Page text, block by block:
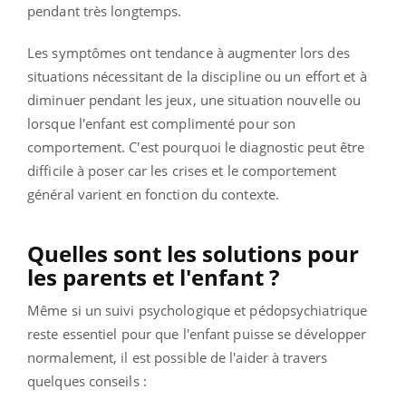
pendant très longtemps.
Les symptômes ont tendance à augmenter lors des
situations nécessitant de la discipline ou un effort et à
diminuer pendant les jeux, une situation nouvelle ou
lorsque l'enfant est complimenté pour son
comportement. C'est pourquoi le diagnostic peut être
difficile à poser car les crises et le comportement
général varient en fonction du contexte.
Quelles sont les solutions pour
les parents et l'enfant ?
Même si un suivi psychologique et pédopsychiatrique
reste essentiel pour que l'enfant puisse se développer
normalement, il est possible de l'aider à travers
quelques conseils :